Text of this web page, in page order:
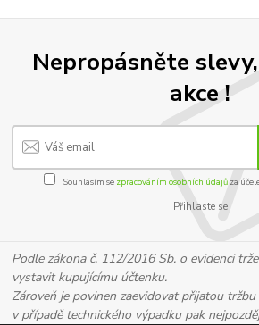
Nepropásněte
akce !
Souhlasím se zpracováním osobních údajůza
Přihlaste se
Podle zákona č. 112/2016 Sb. o evidenci
vystavit kupujícímu účtenku.
Zároveň je povinen zaevidovat přijatou
v případě technického výpadku pak